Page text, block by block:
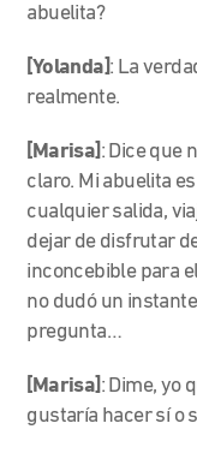
abuelita?
[Yolanda]: La
realmente.
[Marisa] : Dice que
claro. Mi abuelita
cualquier salida,
dejar de disfrutar
inconcebible para
no dudó un
pregunta…
[Marisa] : Dime, yo
gustaría hacer sí o